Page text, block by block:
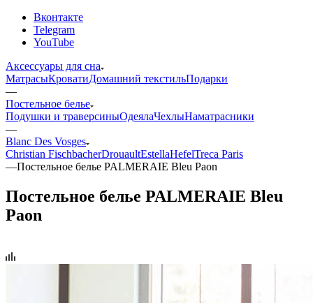
Вконтакте
Telegram
YouTube
Аксессуары для сна
МатрасыКроватиДомашний текстильПодарки
—
Постельное белье
Подушки и траверсиныОдеялаЧехлыНаматрасники
—
Blanc Des Vosges
Christian FischbacherDrouaultEstellaHefelTreca Paris
—Постельное белье PALMERAIE Bleu Paon
Постельное белье PALMERAIE Bleu
Paon